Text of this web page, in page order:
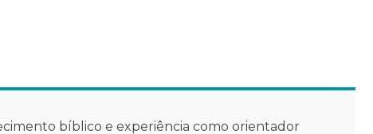
bíblico e experiência como orientador